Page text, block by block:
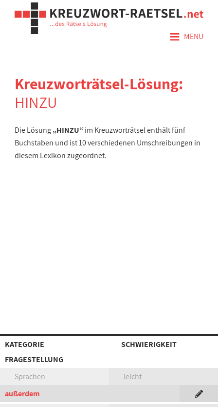
≡ MENÜ
Kreuzworträtsel-Lösung:
HINZU
Die Lösung„HINZU“ im Kreuzworträtsel enthält fünf
Buchstaben und ist 10 verschiedenen Umschreibungen in
diesem Lexikon zugeordnet.
KATEGORIE
SCHWIERIGKEIT
FRAGESTELLUNG
Sprachen
leicht
außerdem